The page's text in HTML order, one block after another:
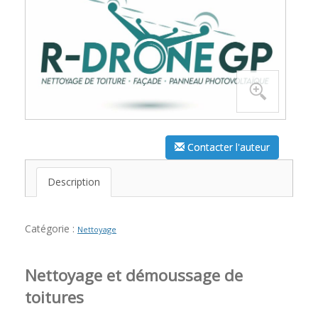
Contacter l'auteur
Description
Catégorie : Nettoyage
Nettoyage et démoussage de
toitures